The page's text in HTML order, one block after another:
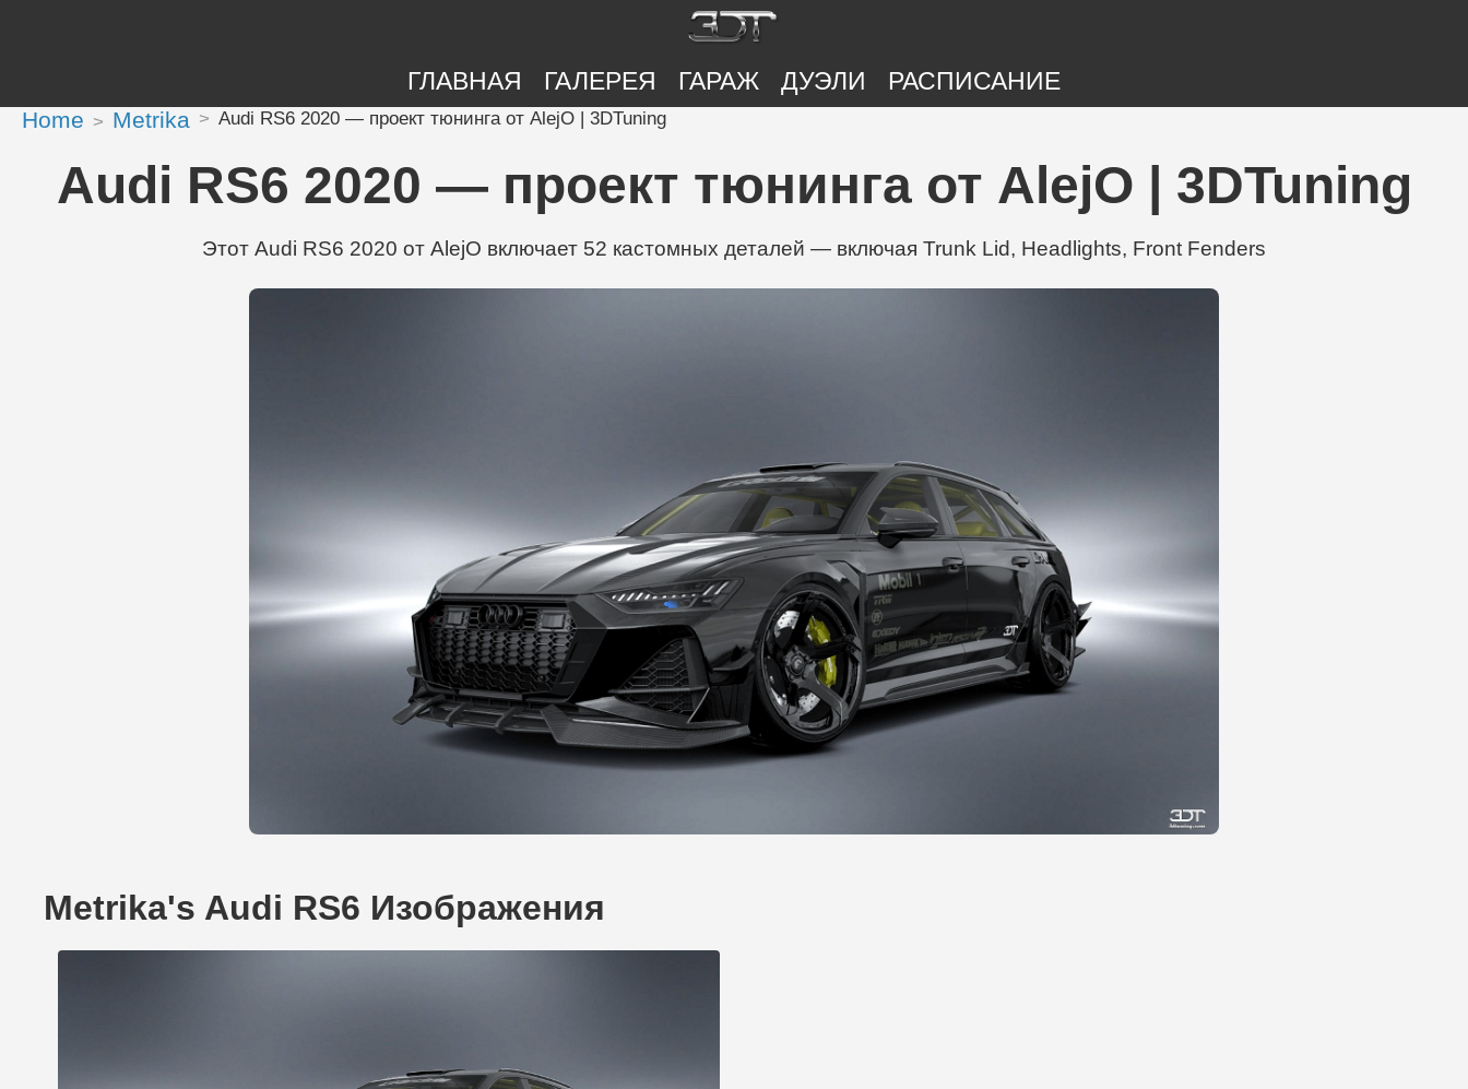
ГЛАВНАЯ ГАЛЕРЕЯ ГАРАЖ ДУЭЛИ РАСПИСАНИЕ
Home Metrika Audi RS6 2020 — проект тюнинга от AlejO | 3DTuning
Audi RS6 2020 — проект тюнинга от AlejO | 3DTuning
Этот Audi RS6 2020 от AlejO включает 52 кастомных деталей — включая Trunk Lid, Headlights, Front Fenders
Metrika's Audi RS6 Изображения